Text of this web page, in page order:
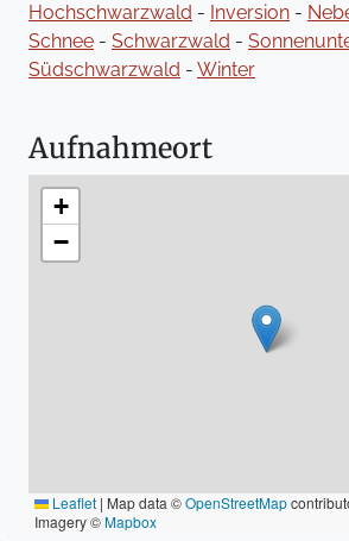
Hochschwarzwald - Inversion -
Schnee - Schwarzwald -
Südschwarzwald - Winter
Aufnahmeort
+
−
Leaflet | Map data ©OpenStreetMap
Imagery ©Mapbox